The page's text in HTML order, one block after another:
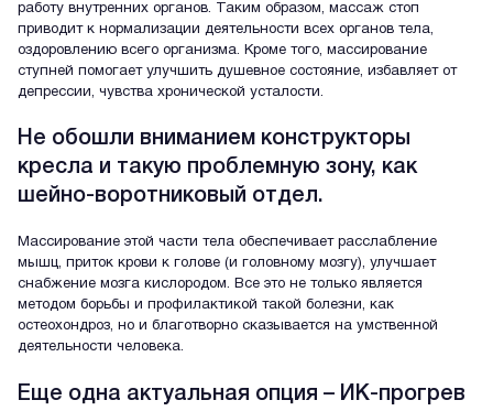
работу внутренних органов. Таким образом, массаж стоп
приводит к нормализации деятельности всех органов тела,
оздоровлению всего организма. Кроме того, массирование
ступней помогает улучшить душевное состояние, избавляет от
депрессии, чувства хронической усталости.
Не обошли вниманием конструкторы
кресла и такую проблемную зону, как
шейно-воротниковый отдел.
Массирование этой части тела обеспечивает расслабление
мышц, приток крови к голове (и головному мозгу), улучшает
снабжение мозга кислородом. Все это не только является
методом борьбы и профилактикой такой болезни, как
остеохондроз, но и благотворно сказывается на умственной
деятельности человека.
Еще одна актуальная опция – ИК-прогрев